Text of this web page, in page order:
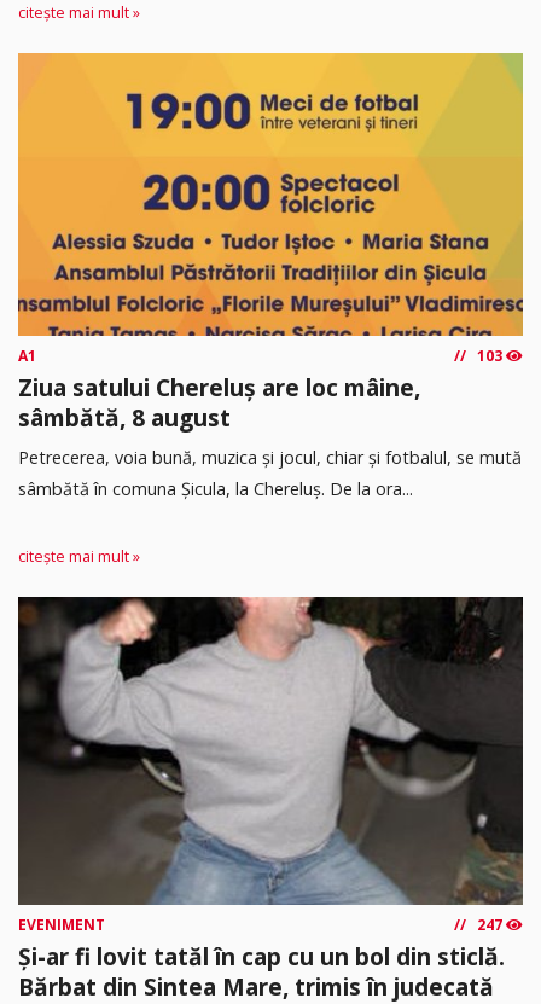
citește mai mult »
A1 103
Ziua satului Chereluș are loc mâine,
sâmbătă, 8 august
Petrecerea, voia bună, muzica și jocul, chiar și fotbalul, se mută
sâmbătă în comuna Șicula, la Chereluș. De la ora...
citește mai mult »
EVENIMENT 247
Și-ar fi lovit tatăl în cap cu un bol din sticlă.
Bărbat din Sintea Mare, trimis în judecată